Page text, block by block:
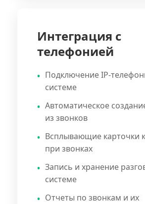
Интеграция с
телефонией
Подключение IP-
системе
Автоматическое
из звонков
Всплывающие карточки
при звонках
Запись и хранение
системе
Отчеты по звонкам и их